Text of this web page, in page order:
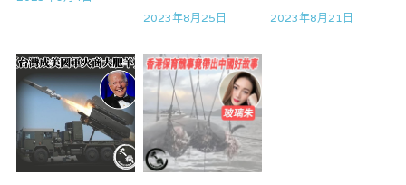
2023年8月25日 2023年8月21日
黎智英案審訊
美西媒體謊言實錄